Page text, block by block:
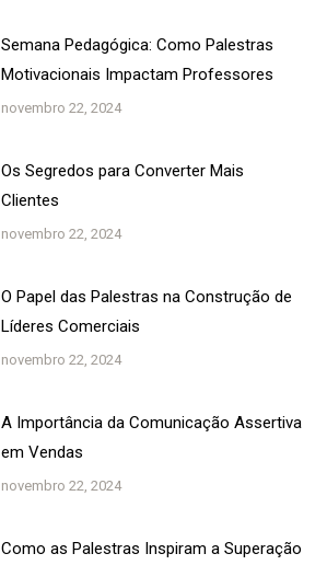
Semana Pedagógica: Como Palestras
Motivacionais Impactam Professores
novembro 22, 2024
Os Segredos para Converter Mais
Clientes
novembro 22, 2024
O Papel das Palestras na Construção de
Líderes Comerciais
novembro 22, 2024
A Importância da Comunicação Assertiva
em Vendas
novembro 22, 2024
Como as Palestras Inspiram a Superação